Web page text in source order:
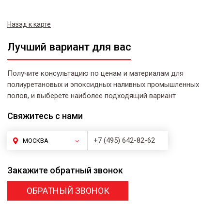
Назад к карте
Лучший вариант для вас
Получите консультацию по ценам и материалам для
полиуретановых и эпоксидных наливных промышленных
полов, и выберете наиболее подходящий вариант
Свяжитесь с нами
МОСКВА +7 (495) 642-82-62
Закажите обратный звонок
ОБРАТНЫЙ ЗВОНОК